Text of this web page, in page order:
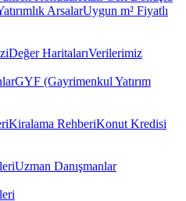
ArsalarUygun m² Fiyatlı
Değer HaritalarıVerilerimiz
GYF (Gayrimenkul Yatırım
Kiralama RehberiKonut Kredisi
Uzman Danışmanlar